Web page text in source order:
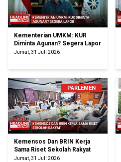
Kementerian UMKM: KUR
Diminta Agunan? Segera Lapor
Jumat, 31 Juli 2026
PARLEMEN
Kemensos Dan BRIN Kerja
Sama Riset Sekolah Rakyat
Jumat, 31 Juli 2026